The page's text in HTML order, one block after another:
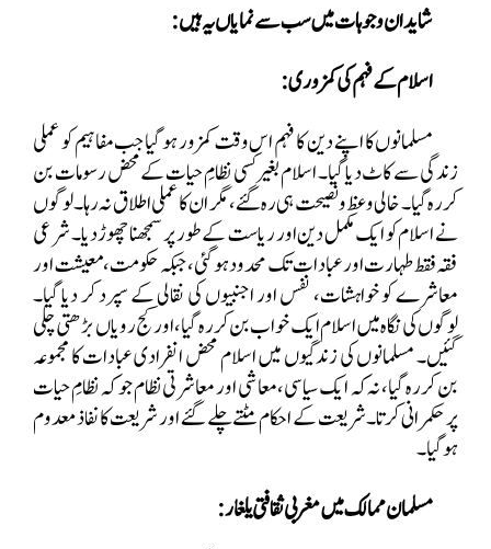
شاید ان وجوہات میں سب سے نمایاں یہ ہیں:
اسلام کے فہم کی کمزوری:
مسلمانوں کا اپنے دین کا فہم اس وقت کمزور ہو گیا جب مفاہیم کو عملی
زندگی سے کاٹ دیا گیا۔ اسلام بغیر کسی نظامِ حیات کے محض رسومات بن
کر رہ گیا۔ خالی وعظ و نصیحت ہی رہ گئے، مگر ان کا عملی اطلاق نہ رہا۔ لوگوں
نے اسلام کو ایک مکمل دین اور ریاست کے طور پر سمجھنا چھوڑ دیا۔ شرعی
فقہ فقط طہارت اور عبادات تک محدود ہو گئی، جبکہ حکومت، معیشت اور
معاشرے کو خواہشات، نفس اور اجنبیوں کی نقالی کے سپرد کر دیا گیا۔
لوگوں کی نگاہ میں اسلام ایک خواب بن کر رہ گیا، اور کج رویاں بڑھتی چلی
گئیں۔ مسلمانوں کی زندگیوں میں اسلام محض انفرادی عبادات کا مجموعہ
بن کر رہ گیا، نہ کہ ایک سیاسی، معاشی اور معاشرتی نظام جو کہ نظامِ حیات
پر حکمرانی کرتا۔ شریعت کے احکام مٹتے چلے گئے اور شریعت کا نفاذ معدوم
ہو گیا۔
مسلمان ممالک میں مغربی ثقافتی یلغار: